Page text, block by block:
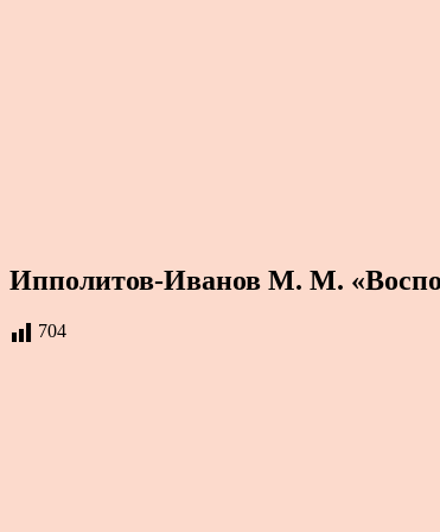
Ипполитов-Иванов М. М.
704